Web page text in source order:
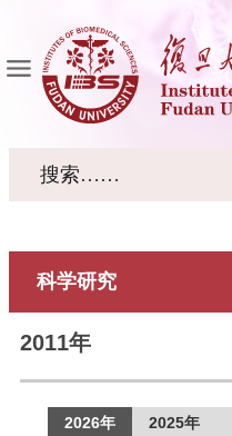
科学研究
2011年
2026年 2025年